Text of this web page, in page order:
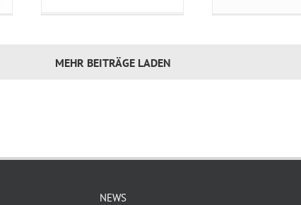
MEHR BEITRÄGE LADEN
NEWS